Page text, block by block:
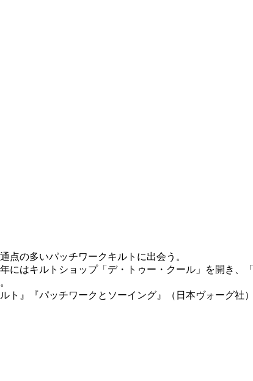
点の多いパッチワークキルトに出会う。
にはキルトショップ「デ・トゥー・クール」を開き、
』『パッチワークとソーイング』（日本ヴォーグ社